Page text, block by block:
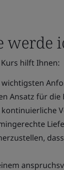
werde
hilft Ihnen:
wichtigsten
Ansatz für
kontinuierliche